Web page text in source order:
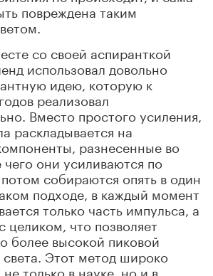
повреждена таким
со своей аспиранткой
использовал довольно
идею, которую к
реализовал
Вместо простого усиления,
раскладывается на
разнесенные во
они усиливаются по
собираются опять в один
подходе, в каждый момент
только часть импульса, а
целиком, что позволяет
более высокой пиковой
Этот метод широко
только в науке, но и в